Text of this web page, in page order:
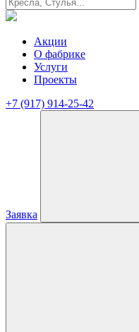
Акции
О фабрике
Услуги
Проекты
+7 (917) 914-25-42
Заявка